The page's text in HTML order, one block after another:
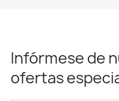
Infórmese de
ofertas